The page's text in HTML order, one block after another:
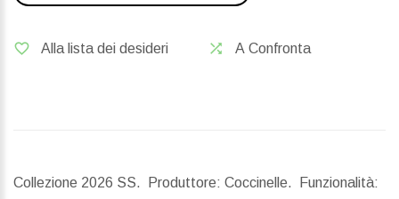
Alla lista dei desideri A Confronta
Collezione 2026 SS. Produttore: Coccinelle. Funzionalità: